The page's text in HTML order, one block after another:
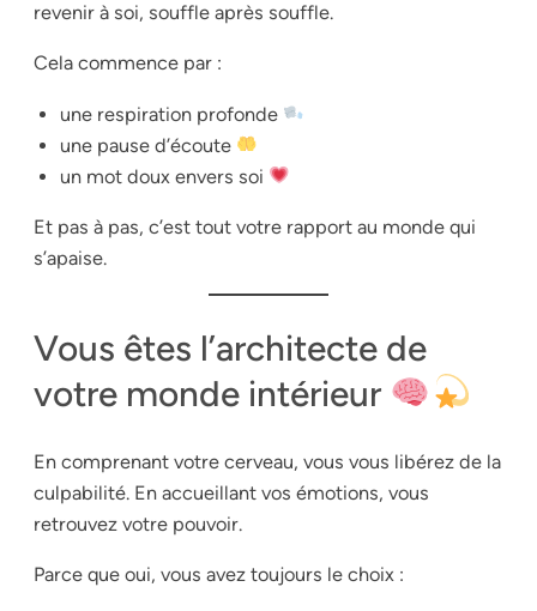
revenir à soi, souffle après souffle.
Cela commence par :
une respiration profonde
une pause d’écoute
un mot doux envers soi
Et pas à pas, c’est tout votre rapport au monde qui
s’apaise.
Vous êtes l’architecte de
votre monde intérieur
En comprenant votre cerveau, vous vous libérez de la
culpabilité. En accueillant vos émotions, vous
retrouvez votre pouvoir.
Parce que oui, vous avez toujours le choix :